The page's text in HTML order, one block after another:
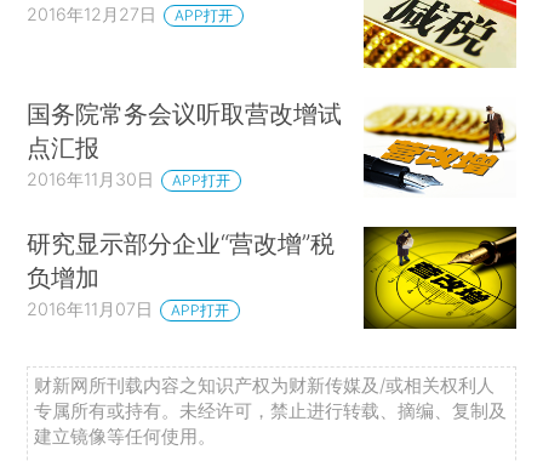
2016年12月27日 APP打开
国务院常务会议听取营改增试
点汇报
2016年11月30日 APP打开
研究显示部分企业“营改增”税
负增加
2016年11月07日 APP打开
财新网所刊载内容之知识产权为财新传媒及/或相关权利人
专属所有或持有。未经许可，禁止进行转载、摘编、复制及
建立镜像等任何使用。